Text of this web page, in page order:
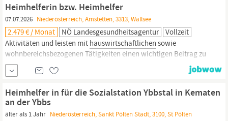
Wochenende, Feiertage und Sonntage. Wir freuen...
Heimhelferin bzw. Heimhelfer
07.07.2026 Niederösterreich, Amstetten, 3313, Wallsee
2.479 € / Monat NÖ Landesgesundheitsagentur
Vollzeit
Aktivitäten und leisten mit hauswirtschaftlichen sowie
wohnbereichsbezogenen Tätigkeiten einen wichtigen Beitrag zu
ihrem Wohlbefinden. Uns ist ein wertschätzender Umgang
miteinander besonders wichtig. Deshalb suchen wir eine
Persönlichkeit, die gerne im Team arbeitet, die Philosophie
unseres...
Heimhelfer in für die Sozialstation Ybbstal in Kematen
an der Ybbs
älter als 1 Jahr Niederösterreich, Sankt Pölten Stadt, 3100, St Pölten